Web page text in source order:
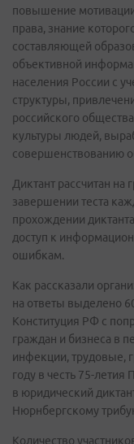
повышение
права, знание
составляющей
объективной
населения России с
структуры,
российского
культуры людей,
совершенствованию
Диктант рассчитан на
завершении теста
прохождении
доступ к
ошибкам.
Как рассказали
на ответы выделено
Конституция РФ с
граждан и бизнеса в
инфекции, трудовые,
году в честь 75-
в юридический
Нюрнбергскому
Количество